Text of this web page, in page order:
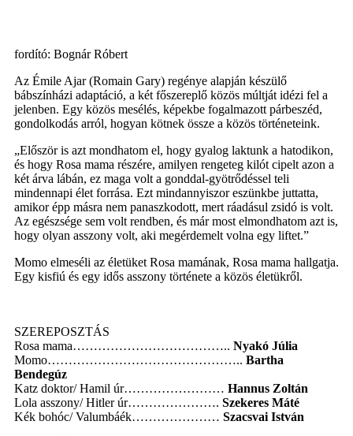
fordító: Bognár Róbert
Az Émile Ajar (Romain Gary) regénye alapján készülő
bábszínházi adaptáció, a két főszereplő közös múltját idézi fel a
jelenben. Egy közös mesélés, képekbe fogalmazott párbeszéd,
gondolkodás arról, hogyan kötnek össze a közös történeteink.
„Először is azt mondhatom el, hogy gyalog laktunk a hatodikon,
és hogy Rosa mama részére, amilyen rengeteg kilót cipelt azon a
két árva lábán, ez maga volt a gonddal-gyötrődéssel teli
mindennapi élet forrása. Ezt mindannyiszor eszünkbe juttatta,
amikor épp másra nem panaszkodott, mert ráadásul zsidó is volt.
Az egészsége sem volt rendben, és már most elmondhatom azt is,
hogy olyan asszony volt, aki megérdemelt volna egy liftet.”
Momo elmeséli az életüket Rosa mamának, Rosa mama hallgatja.
Egy kisfiú és egy idős asszony története a közös életükről.
SZEREPOSZTÁS
Rosa mama……………………………….. Nyakó Júlia
Momo……………………………………….. Bartha
Bendegúz
Katz doktor/ Hamil úr…………………… Hannus Zoltán
Lola asszony/ Hitler úr…………………. Szekeres Máté
Kék bohóc/ Valumbáék………………… Szacsvai István